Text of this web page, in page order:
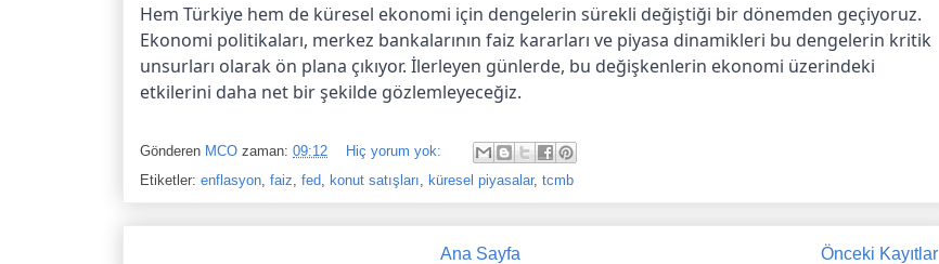
Hem Türkiye hem de küresel ekonomi için dengelerin sürekli değiştiği bir dönemden geçiyoruz.
Ekonomi politikaları, merkez bankalarının faiz kararları ve piyasa dinamikleri bu dengelerin kritik
unsurları olarak ön plana çıkıyor. İlerleyen günlerde, bu değişkenlerin ekonomi üzerindeki
etkilerini daha net bir şekilde gözlemleyeceğiz.
Gönderen MCO zaman: 09:12
Hiç yorum yok:
Etiketler: enflasyon faiz fed konut satışları küresel piyasalar, tcmb
Önceki Kayıtlar
Ana Sayfa